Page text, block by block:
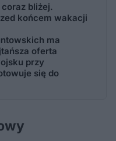
coraz bliżej.
końcem wakacji
ma
oferta
przy
się do